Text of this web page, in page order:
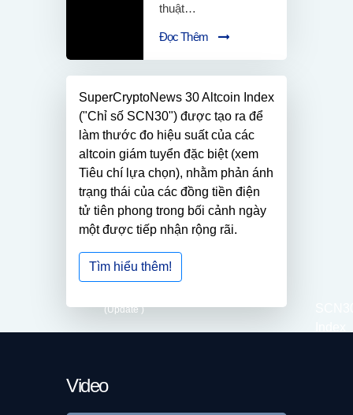
thuật…
Đọc Thêm
SuperCryptoNews 30 Altcoin Index
("Chỉ số SCN30") được tạo ra để
làm thước đo hiệu suất của các
altcoin giám tuyển đặc biệt (xem
Tiêu chí lựa chọn), nhằm phản ánh
trạng thái của các đồng tiền điện
tử tiên phong trong bối cảnh ngày
một được tiếp nhận rộng rãi.
Tìm hiểu thêm!
(Update)
Video